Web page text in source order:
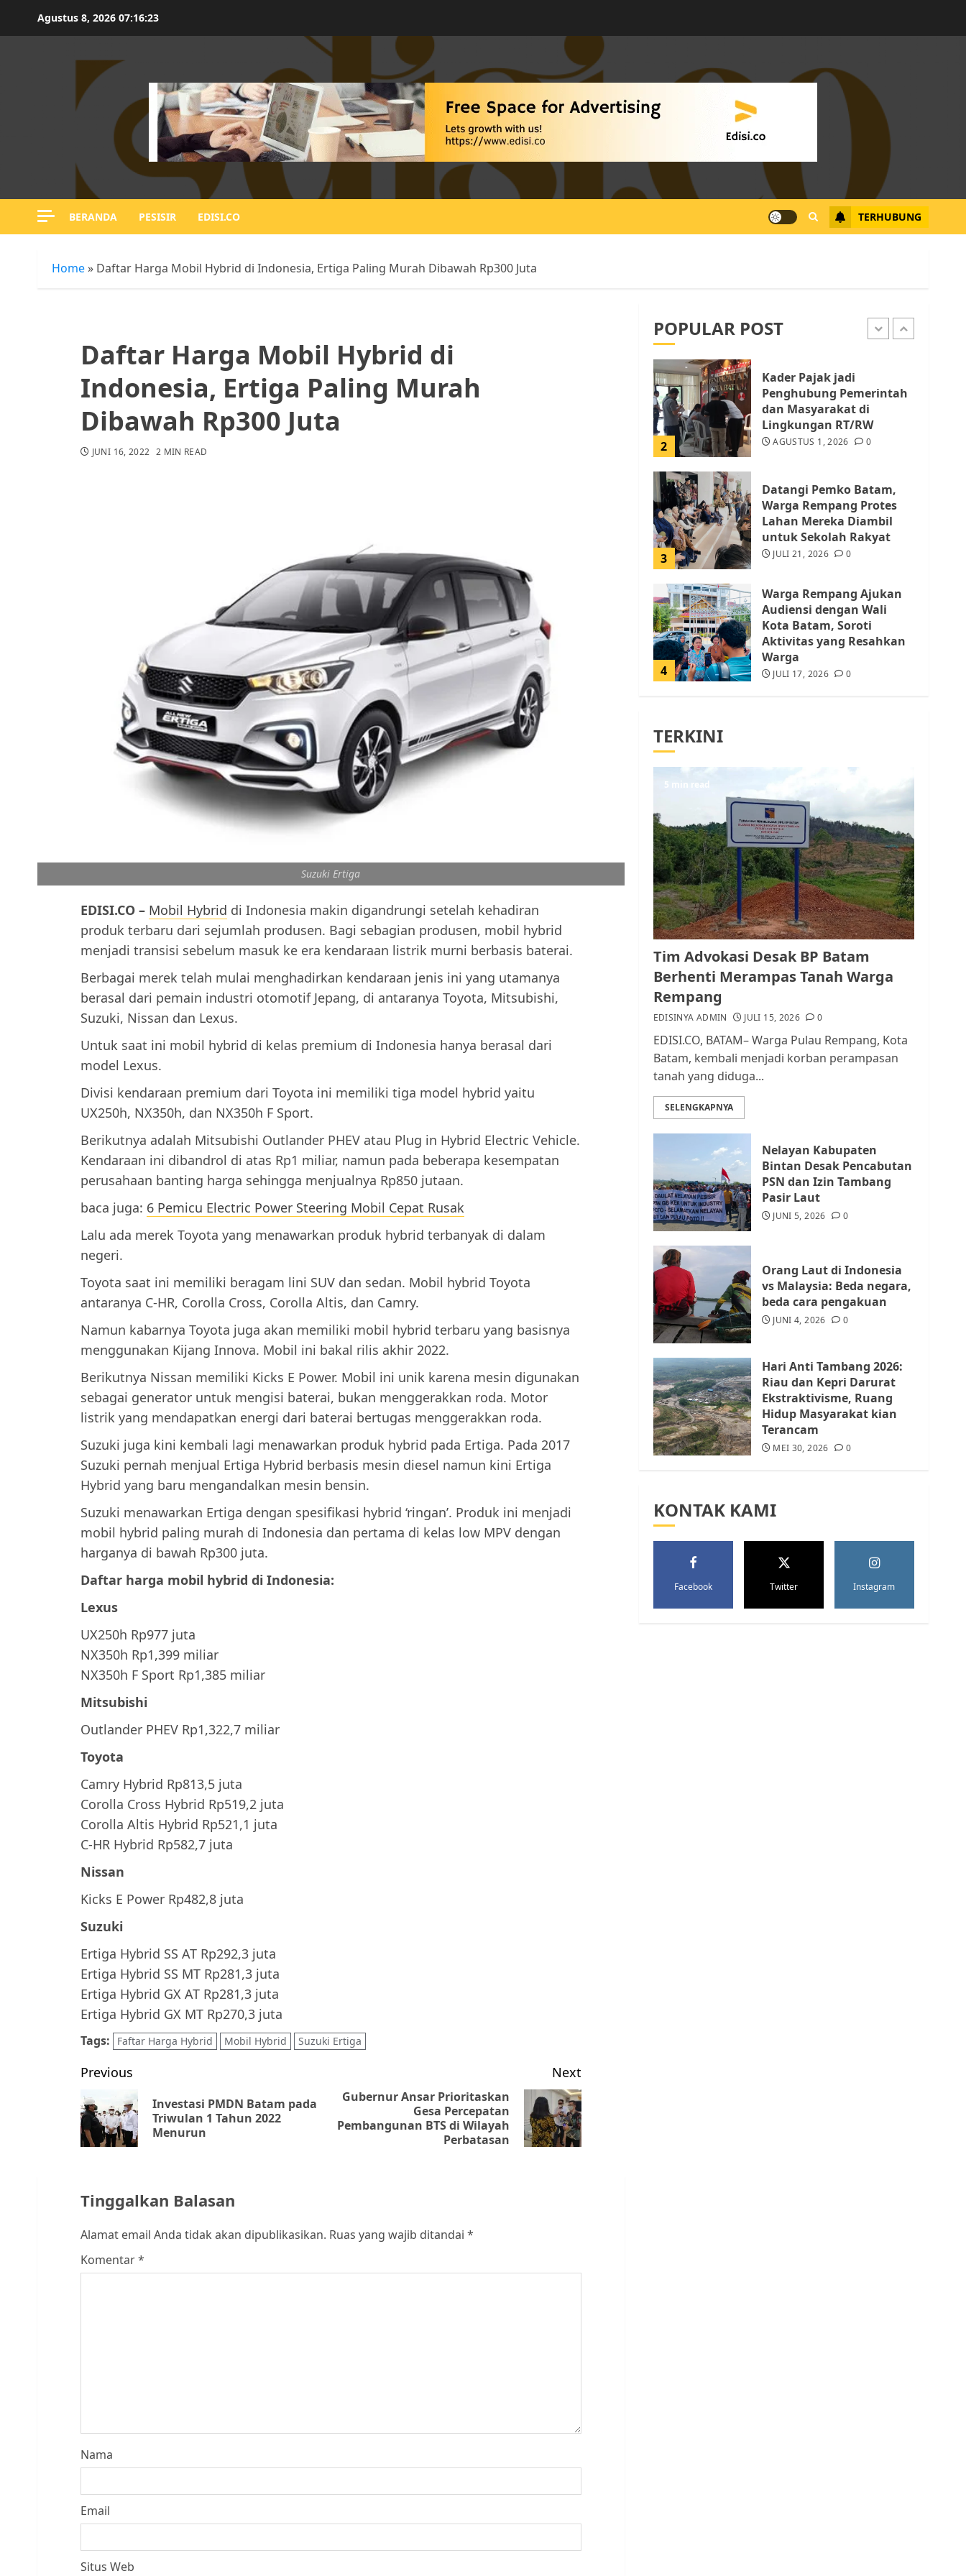
Agustus 8, 2026 07:16:24
BERANDA PESISIR EDISI.CO TERHUBUNG
Home » Daftar Harga Mobil Hybrid di Indonesia, Ertiga Paling Murah Dibawah Rp300 Juta
Daftar Harga Mobil Hybrid di
Indonesia, Ertiga Paling Murah
Dibawah Rp300 Juta
JUNI 16, 2022 2 MIN READ
Suzuki Ertiga
EDISI.CO – Mobil Hybrid di Indonesia makin digandrungi setelah kehadiran
produk terbaru dari sejumlah produsen. Bagi sebagian produsen, mobil hybrid
menjadi transisi sebelum masuk ke era kendaraan listrik murni berbasis baterai.
Berbagai merek telah mulai menghadirkan kendaraan jenis ini yang utamanya
berasal dari pemain industri otomotif Jepang, di antaranya Toyota, Mitsubishi,
Suzuki, Nissan dan Lexus.
Untuk saat ini mobil hybrid di kelas premium di Indonesia hanya berasal dari
model Lexus.
Divisi kendaraan premium dari Toyota ini memiliki tiga model hybrid yaitu
UX250h, NX350h, dan NX350h F Sport.
Berikutnya adalah Mitsubishi Outlander PHEV atau Plug in Hybrid Electric Vehicle.
Kendaraan ini dibandrol di atas Rp1 miliar, namun pada beberapa kesempatan
perusahaan banting harga sehingga menjualnya Rp850 jutaan.
baca juga: 6 Pemicu Electric Power Steering Mobil Cepat Rusak
Lalu ada merek Toyota yang menawarkan produk hybrid terbanyak di dalam
negeri.
Toyota saat ini memiliki beragam lini SUV dan sedan. Mobil hybrid Toyota
antaranya C-HR, Corolla Cross, Corolla Altis, dan Camry.
Namun kabarnya Toyota juga akan memiliki mobil hybrid terbaru yang basisnya
menggunakan Kijang Innova. Mobil ini bakal rilis akhir 2022.
Berikutnya Nissan memiliki Kicks E Power. Mobil ini unik karena mesin digunakan
sebagai generator untuk mengisi baterai, bukan menggerakkan roda. Motor
listrik yang mendapatkan energi dari baterai bertugas menggerakkan roda.
Suzuki juga kini kembali lagi menawarkan produk hybrid pada Ertiga. Pada 2017
Suzuki pernah menjual Ertiga Hybrid berbasis mesin diesel namun kini Ertiga
Hybrid yang baru mengandalkan mesin bensin.
Suzuki menawarkan Ertiga dengan spesifikasi hybrid ‘ringan’. Produk ini menjadi
mobil hybrid paling murah di Indonesia dan pertama di kelas low MPV dengan
harganya di bawah Rp300 juta.
Daftar harga mobil hybrid di Indonesia:
Lexus
UX250h Rp977 juta
NX350h Rp1,399 miliar
NX350h F Sport Rp1,385 miliar
Mitsubishi
Outlander PHEV Rp1,322,7 miliar
Toyota
Camry Hybrid Rp813,5 juta
Corolla Cross Hybrid Rp519,2 juta
Corolla Altis Hybrid Rp521,1 juta
C-HR Hybrid Rp582,7 juta
Nissan
Kicks E Power Rp482,8 juta
Suzuki
Ertiga Hybrid SS AT Rp292,3 juta
Ertiga Hybrid SS MT Rp281,3 juta
Ertiga Hybrid GX AT Rp281,3 juta
Ertiga Hybrid GX MT Rp270,3 juta
Tags: Faftar Harga Hybrid Mobil Hybrid Suzuki Ertiga
Post
navigation
Previous
post:
Investasi PMDN Batam pada
Triwulan 1 Tahun 2022
Menurun
Next
post:
Gubernur Ansar Prioritaskan
Gesa Percepatan
Pembangunan BTS di Wilayah
Perbatasan
Tinggalkan Balasan
Alamat email Anda tidak akan dipublikasikan. Ruas yang wajib ditandai *
Komentar*
Nama
Email
Situs Web
POPULAR POST
Warga Rempang Ajukan
Kota Batam, Soroti
Aktivitas yang Resahkan
0
Batam Berhenti
Merampas Tanah Warga
Rempang
JULI 15, 2026
1 AGUSTUS 1, 2026
2
Kader Pajak jadi
Penghubung Pemerintah
dan Masyarakat di
Lingkungan RT/RW
AGUSTUS 1, 2026 0
3
Datangi Pemko Batam,
Warga Rempang Protes
Lahan Mereka Diambil
untuk Sekolah Rakyat
JULI 21, 2026 0
4
Warga Rempang Ajukan
Audiensi dengan Wali
Kota Batam, Soroti
Aktivitas yang Resahkan
Warga
JULI 17, 2026 0
5 JULI 15, 2026
1
Pemko Batam Tegaskan
RT dan RW bukan Petugas
Pendataan dan
Pemungutan Pajak
AGUSTUS 1, 2026 0
2
Kader Pajak jadi
Penghubung Pemerintah
dan Masyarakat di
Lingkungan RT/RW
3
Datangi Pemko Batam,
Warga Rempang Protes
Lahan Mereka Diambil
4
Warga Rempang Ajukan
Audiensi dengan Wali
Kota Batam, Soroti
Aktivitas yang Resahkan
Warga
5
Tim Advokasi Desak BP
Batam Berhenti
Merampas Tanah Warga
Rempang
TERKINI
5 min read
Tim Advokasi Desak BP Batam
Berhenti Merampas Tanah Warga
Rempang
EDISINYA ADMIN JULI 15, 2026 0
EDISI.CO, BATAM– Warga Pulau Rempang, Kota
Batam, kembali menjadi korban perampasan
tanah yang diduga...
SELENGKAPNYA
Nelayan Kabupaten
Bintan Desak Pencabutan
PSN dan Izin Tambang
Pasir Laut
JUNI 5, 2026 0
Orang Laut di Indonesia
vs Malaysia: Beda negara,
beda cara pengakuan
JUNI 4, 2026 0
Hari Anti Tambang 2026:
Riau dan Kepri Darurat
Ekstraktivisme, Ruang
Hidup Masyarakat kian
Terancam
MEI 30, 2026 0
KONTAK KAMI
Facebook Twitter Instagram